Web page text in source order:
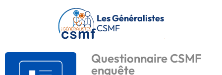
Passer au contenu principal
Les Généralistes
CSMF
Questionnaire CSMF
enquête